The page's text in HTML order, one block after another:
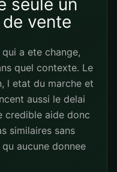
seule un
vente
a ete change,
quel contexte. Le
l etat du marche et
aussi le delai
credible aide donc
similaires sans
aucune donnee